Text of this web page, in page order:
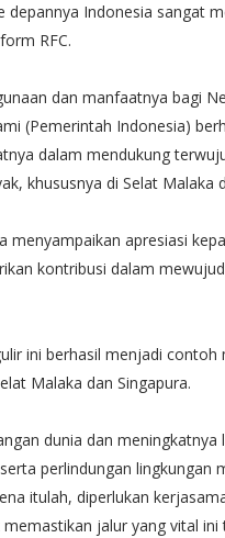
Indonesia sangat
RFC.
dan manfaatnya bagi
(Pemerintah Indonesia)
dalam mendukung
khususnya di Selat Malaka
menyampaikan apresiasi
kontribusi dalam
ini berhasil menjadi
Malaka dan Singapura.
dunia dan
perlindungan lingkungan
itulah, diperlukan
jalur yang vital